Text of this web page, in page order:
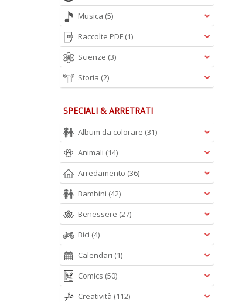
Fonte Sana Di
Digitale
1.99 €
Involtini Fantasia
3.90 €
Digitale
1.99 €
Musica (5)
Raccolte PDF (1)
Scienze (3)
Storia (2)
SPECIALI & ARRETRATI
Album da colorare (31)
Animali (14)
Arredamento (36)
Bambini (42)
Benessere (27)
Bici (4)
Calendari (1)
Comics (50)
Creatività (112)